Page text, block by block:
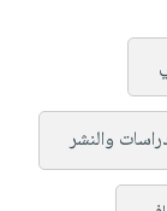
والنشر